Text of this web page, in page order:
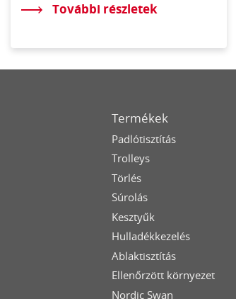
További részletek
Termékek
Padlótisztítás
Trolleys
Törlés
Súrolás
Kesztyűk
Hulladékkezelés
Ablaktisztítás
Ellenőrzött környezet
Nordic Swan